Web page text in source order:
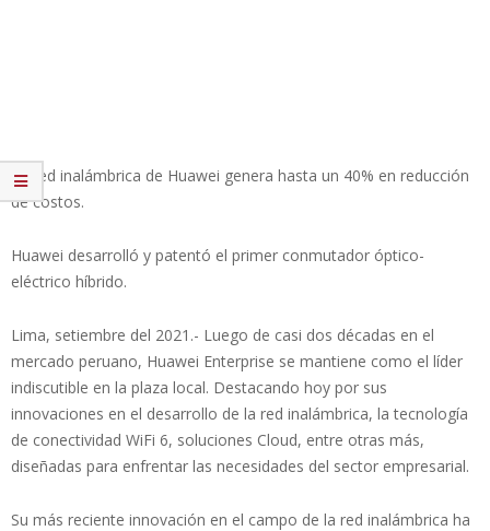
La red inalámbrica de Huawei genera hasta un 40% en reducción
de costos.
Huawei desarrolló y patentó el primer conmutador óptico-
eléctrico híbrido.
Lima, setiembre del 2021.- Luego de casi dos décadas en el
mercado peruano, Huawei Enterprise se mantiene como el líder
indiscutible en la plaza local. Destacando hoy por sus
innovaciones en el desarrollo de la red inalámbrica, la tecnología
de conectividad WiFi 6, soluciones Cloud, entre otras más,
diseñadas para enfrentar las necesidades del sector empresarial.
Su más reciente innovación en el campo de la red inalámbrica ha